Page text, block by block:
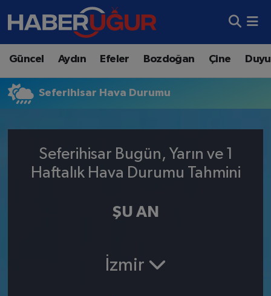
Güncel Aydın Efeler Bozdoğan Çine
Seferihisar Hava Durumu
Seferihisar Bugün, Yarın ve 1
Haftalık Hava Durumu Tahmini
ŞU AN
İzmir
Aydın Nöbetçi Eczaneler
Aydın Hava Durumu
Süper Lig Puan Durumu ve Fikstür